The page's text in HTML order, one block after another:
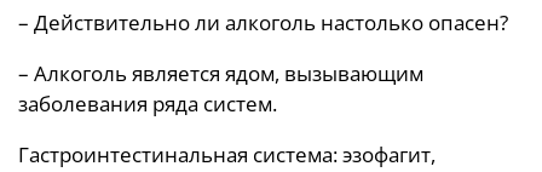
– Действительно ли алкоголь настолько опасен?
– Алкоголь является ядом, вызывающим
заболевания ряда систем.
Гастроинтестинальная система: эзофагит,